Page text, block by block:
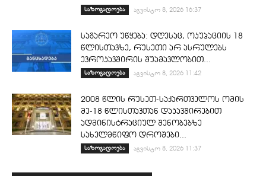
საზოგადოება აგვისტო 8, 2026 16:37
საგარეო უწყება: დღესაც, ოკუპაციის 18
წლისთავზე, რუსეთი არ ასრულებს
ევროკავშირის შუამავლობით...
საზოგადოება აგვისტო 8, 2026 11:42
2008 წლის რუსეთ-საქართველოს ომის
მე-18 წლისთავთან დაკავშირებით
ადმინისტრაციულ შენობებზე
სახელმწიფო დროშები...
საზოგადოება აგვისტო 8, 2026 11:37